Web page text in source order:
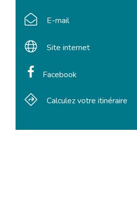
E-mail
Site internet
Facebook
Calculez votre itinéraire